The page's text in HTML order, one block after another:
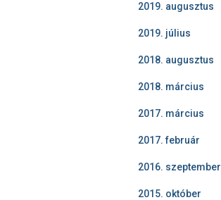
2019. augusztus
2019. július
2018. augusztus
2018. március
2017. március
2017. február
2016. szeptember
2015. október